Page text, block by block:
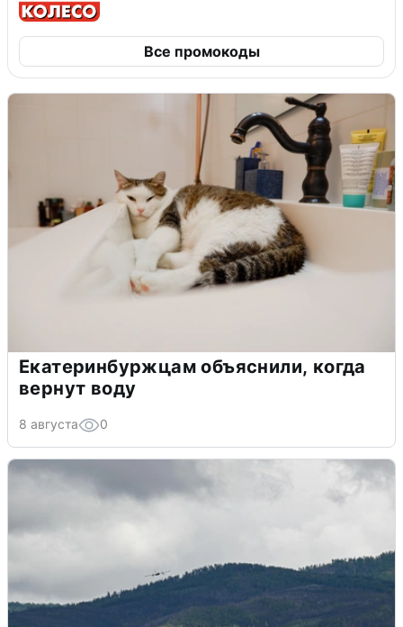
Все промокоды
Екатеринбуржцам объяснили, когда
вернут воду
8 августа 0